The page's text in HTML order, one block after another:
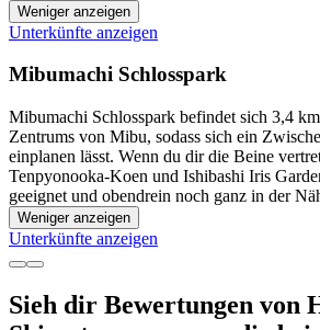
Weniger anzeigen
Unterkünfte anzeigen
Mibumachi Schlosspark
Mibumachi Schlosspark befindet sich 3,4
Zentrums von Mibu, sodass sich ein
einplanen lässt. Wenn du dir die Beine
Tenpyonooka-Koen und Ishibashi Iris
geeignet und obendrein noch ganz in der
Weniger anzeigen
Unterkünfte anzeigen
Sieh dir Bewertungen von